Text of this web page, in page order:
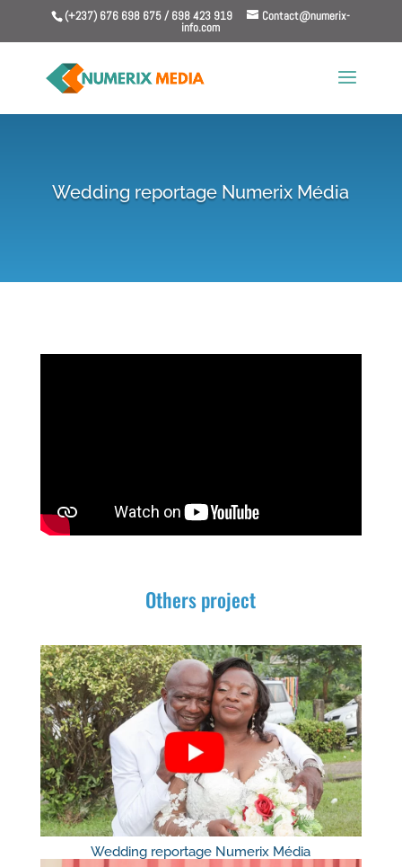
(+237) 676 698 675 / 698 423 919 Contact@numerix-
info.com
Wedding reportage Numerix Média
Others project
Wedding reportage Numerix Média